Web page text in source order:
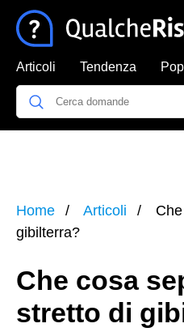
Articoli Tendenza
Home Articoli
gibilterra?
Che cosa
stretto di